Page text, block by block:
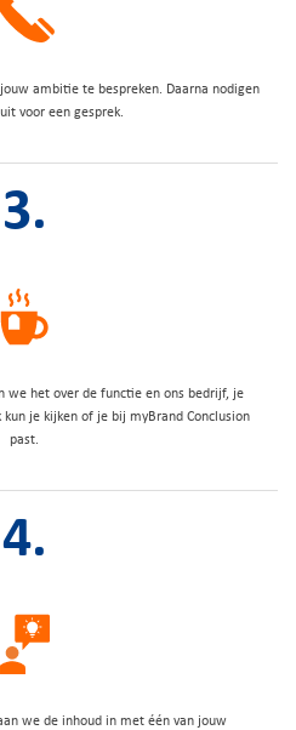
ambitie te bespreken. Daarna nodigen
voor een gesprek.
3.
we het over de functie en ons bedrijf, je
je kijken of je bij myBrand Conclusion
past.
4.
we de inhoud in met één van jouw